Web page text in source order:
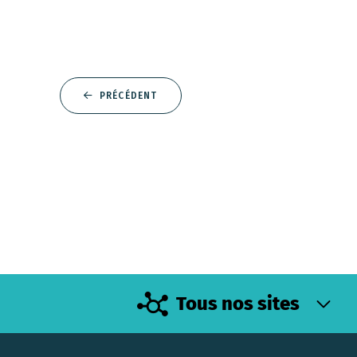
PRÉCÉDENT
Tous nos sites